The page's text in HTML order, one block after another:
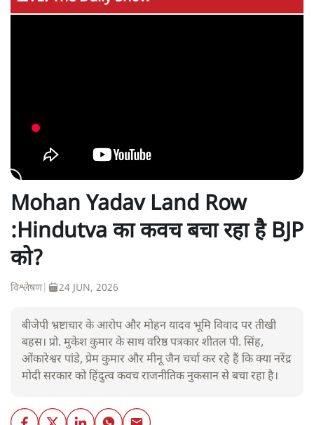
Mohan Yadav Land Row
:Hindutva का कवच बचा रहा है BJP
को?
विश्लेषण| 24 JUN, 2026
बीजेपी भ्रष्टाचार के आरोप और मोहन यादव भूमि विवाद पर तीखी
बहस। प्रो. मुकेश कुमार के साथ वरिष्ठ पत्रकार शीतल पी. सिंह,
ओंकारेश्वर पांडे, प्रेम कुमार और मीनू जैन चर्चा कर रहे हैं कि क्या नरेंद्र
मोदी सरकार को हिंदुत्व कवच राजनीतिक नुकसान से बचा रहा है।